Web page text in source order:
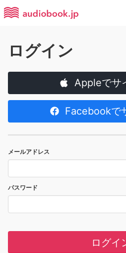
ログイン
Appleでサ
Facebookで
メールアドレス
パスワード
ログイ